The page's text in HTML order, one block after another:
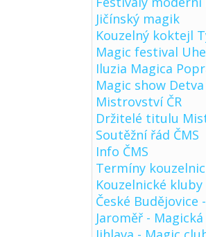
Jičínský magik
Kouzelný koktejl
Magic festival
Iluzia Magica
Magic show Detva
Mistrovství ČR
Držitelé titulu
Soutěžní řád ČMS
Info ČMS
Termíny
Kouzelnické kluby
České
Jaroměř - Magická